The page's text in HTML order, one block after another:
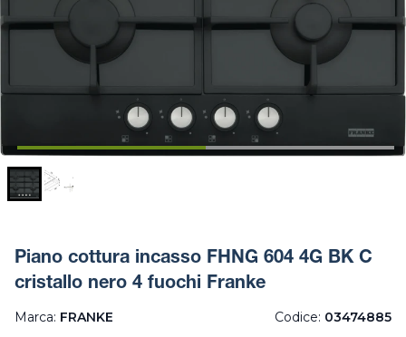
Piano cottura incasso FHNG 604 4G BK C
cristallo nero 4 fuochi Franke
Marca: FRANKE Codice: 03474885